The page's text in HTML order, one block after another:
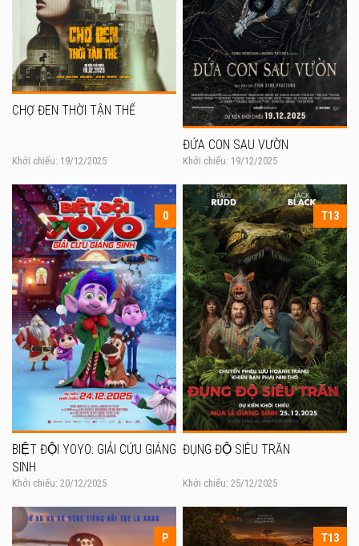
CHỢ ĐEN THỜI TẬN THẾ
Khởi chiếu: 19/12/2025
ĐỨA CON SAU VƯỜN
Khởi chiếu: 19/12/2025
0
BIỆT ĐỘI YOYO: GIẢI CỨU GIÁNG
SINH
Khởi chiếu: 20/12/2025
T13
ĐỤNG ĐỘ SIÊU TRĂN
Khởi chiếu: 25/12/2025
P T13